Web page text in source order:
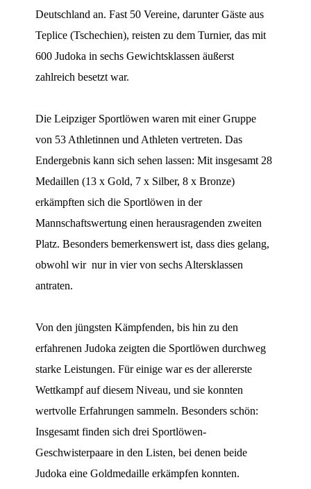
Deutschland an. Fast 50 Vereine, darunter Gäste aus
Teplice (Tschechien), reisten zu dem Turnier, das mit
600 Judoka in sechs Gewichtsklassen äußerst
zahlreich besetzt war.
Die Leipziger Sportlöwen waren mit einer Gruppe
von 53 Athletinnen und Athleten vertreten. Das
Endergebnis kann sich sehen lassen: Mit insgesamt 28
Medaillen (13 x Gold, 7 x Silber, 8 x Bronze)
erkämpften sich die Sportlöwen in der
Mannschaftswertung einen herausragenden zweiten
Platz. Besonders bemerkenswert ist, dass dies gelang,
obwohl wir nur in vier von sechs Altersklassen
antraten.
Von den jüngsten Kämpfenden, bis hin zu den
erfahrenen Judoka zeigten die Sportlöwen durchweg
starke Leistungen. Für einige war es der allererste
Wettkampf auf diesem Niveau, und sie konnten
wertvolle Erfahrungen sammeln. Besonders schön:
Insgesamt finden sich drei Sportlöwen-
Geschwisterpaare in den Listen, bei denen beide
Judoka eine Goldmedaille erkämpfen konnten.